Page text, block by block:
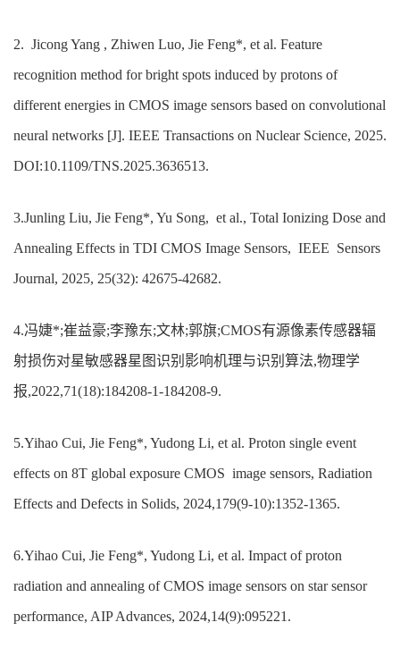
2. JicongYang , Zhiwen Luo, Jie Feng*, et al. Feature
recognition method for bright spots induced by protons of
different energies in CMOS image sensors based on convolutional
neural networks [J]. IEEE Transactions on Nuclear Science, 2025.
DOI:10.1109/TNS.2025.3636513.
3.Junling Liu, Jie Feng*, Yu Song, et al., Total Ionizing Dose and
Annealing Effects in TDI CMOS Image Sensors, IEEE Sensors
Journal, 2025, 25(32): 42675-42682.
4.冯婕*;崔益豪;李豫东;文林;郭旗;CMOS有源像素传感器辐
射损伤对星敏感器星图识别影响机理与识别算法,物理学
报,2022,71(18):184208-1-184208-9.
5.Yihao Cui, Jie Feng*, Yudong Li, et al. Proton single event
effects on 8T global exposure CMOS image sensors, Radiation
Effects and Defects in Solids, 2024,179(9-10):1352-1365.
6.Yihao Cui, Jie Feng*, Yudong Li, et al. Impact of proton
radiation and annealing of CMOS image sensors on star sensor
performance, AIP Advances, 2024,14(9):095221.